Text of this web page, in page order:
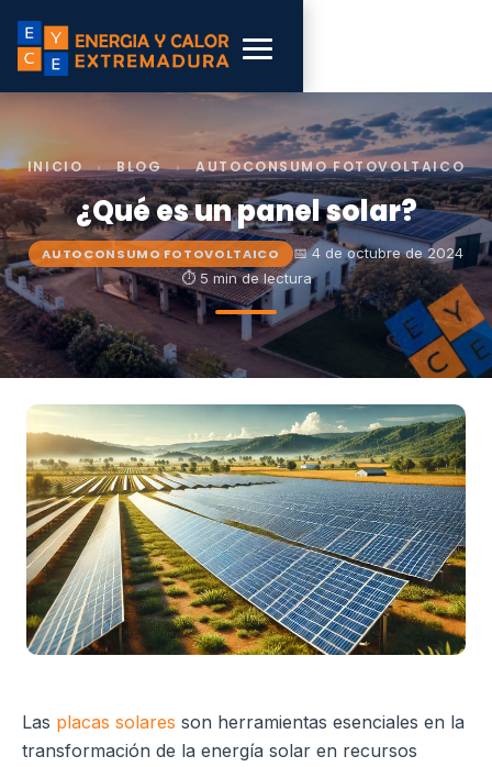
INICIO › BLOG › AUTOCONSUMO FOTOVOLTAICO
¿Qué es un panel solar?
AUTOCONSUMO FOTOVOLTAICO
📅 4 de octubre de 2024
⏱ 5 min de lectura
Las placas solares son herramientas esenciales en la
transformación de la energía solar en recursos